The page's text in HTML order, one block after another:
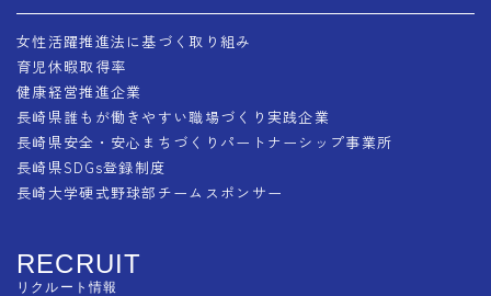
女性活躍推進法に基づく取り組み
育児休暇取得率
健康経営推進企業
長崎県誰もが働きやすい職場づくり実践企業
長崎県安全・安心まちづくりパートナーシップ事業所
長崎県SDGs登録制度
長崎大学硬式野球部チームスポンサー
RECRUIT
リクルート情報